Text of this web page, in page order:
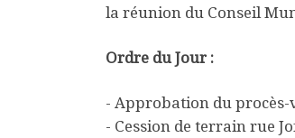
la réunion du Conseil
Ordre du Jour :
- Approbation du procès-
- Cession de terrain rue